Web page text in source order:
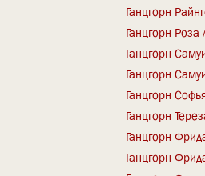
Ганцгорн
Ганцгорн
Ганцгорн
Ганцгорн
Ганцгорн
Ганцгорн
Ганцгорн
Ганцгорн